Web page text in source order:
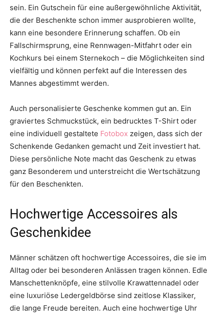
sein. Ein Gutschein für eine außergewöhnliche Aktivität,
die der Beschenkte schon immer ausprobieren wollte,
kann eine besondere Erinnerung schaffen. Ob ein
Fallschirmsprung, eine Rennwagen-Mitfahrt oder ein
Kochkurs bei einem Sternekoch – die Möglichkeiten sind
vielfältig und können perfekt auf die Interessen des
Mannes abgestimmt werden.
Auch personalisierte Geschenke kommen gut an. Ein
graviertes Schmuckstück, ein bedrucktes T-Shirt oder
eine individuell gestaltete Fotobox zeigen, dass sich der
Schenkende Gedanken gemacht und Zeit investiert hat.
Diese persönliche Note macht das Geschenk zu etwas
ganz Besonderem und unterstreicht die Wertschätzung
für den Beschenkten.
Hochwertige Accessoires als
Geschenkidee
Männer schätzen oft hochwertige Accessoires, die sie im
Alltag oder bei besonderen Anlässen tragen können. Edle
Manschettenknöpfe, eine stilvolle Krawattennadel oder
eine luxuriöse Ledergeldbörse sind zeitlose Klassiker,
die lange Freude bereiten. Auch eine hochwertige Uhr